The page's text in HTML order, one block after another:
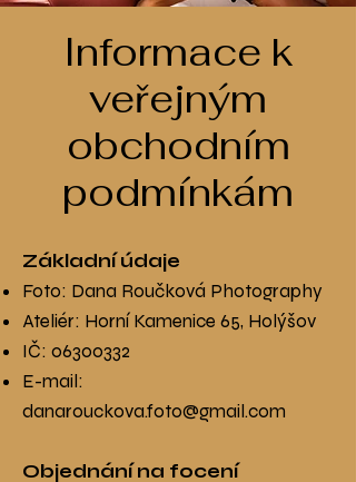
Informace k
veřejným
obchodním
podmínkám
Základní údaje
Foto: Dana Roučková Photography
Ateliér: Horní Kamenice 65, Holýšov
IČ: 06300332
E-mail:
danarouckova.foto@gmail.com
Objednání na focení